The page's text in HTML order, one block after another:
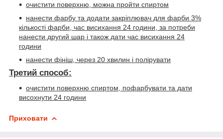
очистити поверхню, можна пройти спиртом
нанести фарбу та додати закріплювач для фарби 3%
кількості фарби, час висихання 24 години, за потреби
нанести другий шар і також дати час висихання 24
години
нанести фініш, через 20 хвилин і полірувати
Третий способ:
очистити поверхню спиртом, пофарбувати та дати
висохнути 24 години
Приховати